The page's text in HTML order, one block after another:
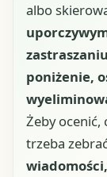
albo
zastraszaniu
poniżenie,
Żeby ocenić,
trzeba